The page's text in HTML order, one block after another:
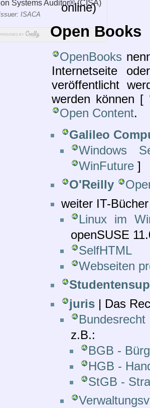
online)
Open Books
OpenBooks
Internetseite
veröffentlicht
werden können [
Open Content.
Galileo
Windows
WinFuture ]
O'Reilly
weiter IT-Bücher
Linux im
openSUSE
SelfHTML
Webseiten
juris| Das
Bundesrecht
z.B.:
BGB -
HGB -
StGB -